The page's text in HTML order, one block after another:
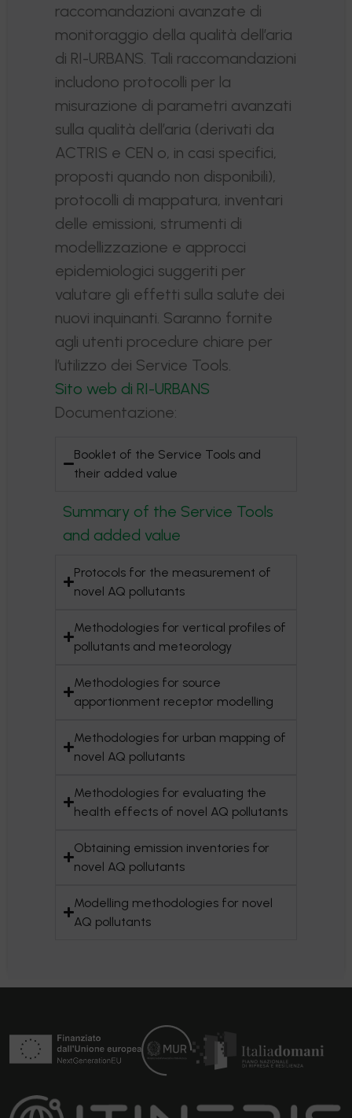
raccomandazioni avanzate di
monitoraggio della qualità dell’aria
di RI-URBANS. Tali raccomandazioni
includono protocolli per la
misurazione di parametri avanzati
sulla qualità dell’aria (derivati da
ACTRIS e CEN o, in casi specifici,
proposti quando non disponibili),
protocolli di mappatura, inventari
delle emissioni, strumenti di
modellizzazione e approcci
epidemiologici suggeriti per
valutare gli effetti sulla salute dei
nuovi inquinanti. Saranno fornite
agli utenti procedure chiare per
l’utilizzo dei Service Tools.
Sito web di RI-URBANS
Documentazione:
Booklet of the Service Tools and
their added value
Summary of the Service Tools
and added value
Protocols for the measurement of
novel AQ pollutants
Methodologies for vertical profiles of
pollutants and meteorology
Methodologies for source
apportionment receptor modelling
Methodologies for urban mapping of
novel AQ pollutants
Methodologies for evaluating the
health effects of novel AQ pollutants
Obtaining emission inventories for
novel AQ pollutants
Modelling methodologies for novel
AQ pollutants